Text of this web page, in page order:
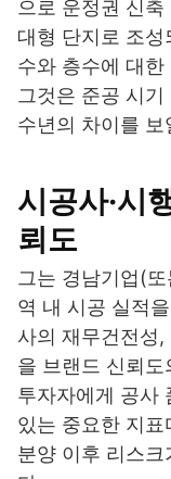
으로 운정권 신
대형 단지로 조
수와 층수에 대
그것은 준공 시
수년의 차이를 보
시공사·시
뢰도
그는 경남기업(
역 내 시공 실적
사의 재무건전성
을 브랜드 신뢰
투자자에게 공사
있는 중요한 지
분양 이후 리스